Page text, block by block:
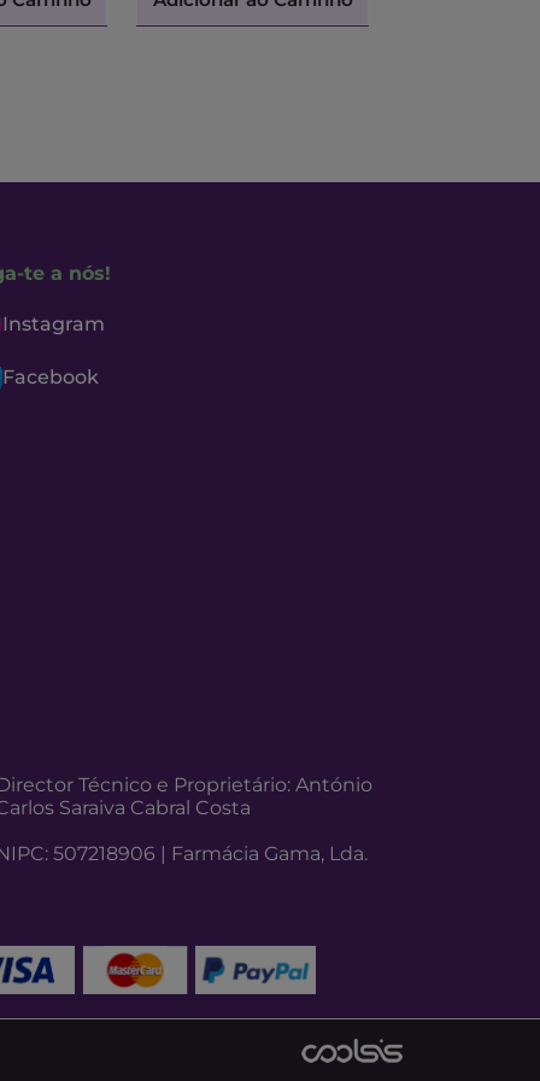
te a nós!
Instagram
Facebook
Técnico e Proprietário: António
Saraiva Cabral Costa
507218906 | Farmácia Gama, Lda.